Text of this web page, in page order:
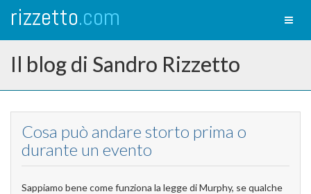
rizzetto.com
Il blog di Sandro Rizzetto
Cosa può andare storto prima o
durante un evento
Sappiamo bene come funziona la legge di Murphy, se qualche